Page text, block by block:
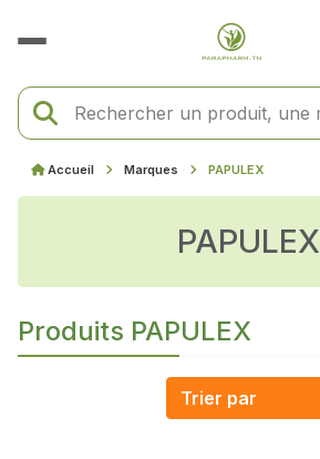
Accueil Marques PAPULEX
PAPULEX
Produits PAPULEX